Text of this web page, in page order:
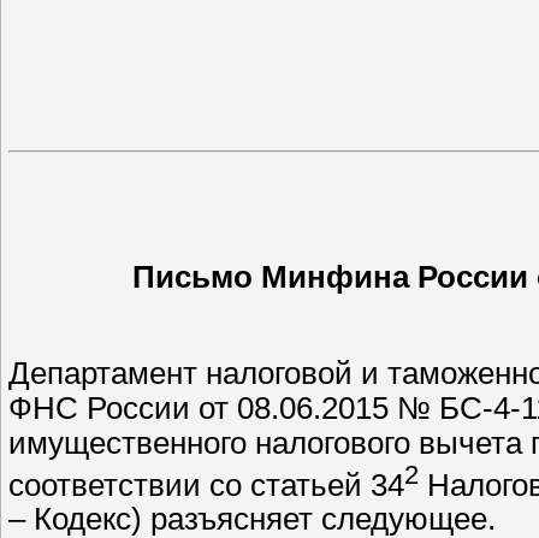
Письмо Минфина России
Департамент налоговой и
ФНС России от 08.06.2015 № БС-4-
имущественного налогового
соответствии со статьей 342
– Кодекс) разъясняет следующее.